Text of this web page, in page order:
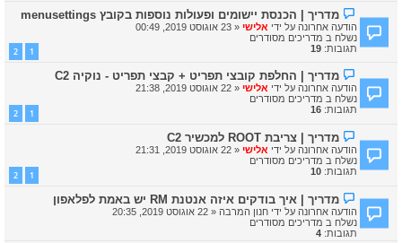
ד
ש
ה
ה
ו
ד
ע
ה
ד
ש
ה
מדריך | הכנסת יישומים ופעולות נוספות בקובץ menusettings
הודעה אחרונה על ידי אלישי«23 אוגוסט 2019, 00:49
נשלח במדריכים מסודרים
תגובות: 19
2
ה
ו
ד
ע
ה
ד
ש
ה
מדריך | החלפת קובצי תפריט + קבצי תפריט - נוקיה C2
הודעה אחרונה על ידי אלישי«22 אוגוסט 2019, 21:38
נשלח במדריכים מסודרים
תגובות: 16
2
ה
ו
ד
ע
ה
ד
ש
ה
מדריך | צריבת ROOT למכשיר C2
הודעה אחרונה על ידי אלישי«22 אוגוסט 2019, 21:31
נשלח במדריכים מסודרים
תגובות: 10
2
ה
ו
ד
ע
ה
מדריך | איך בודקים איזה אנטנת RM יש באמת לפלאפון
הודעה אחרונה על ידי חנון המרבה«22 אוגוסט 2019, 20:35
נשלח במדריכים מסודרים
תגובות: 4